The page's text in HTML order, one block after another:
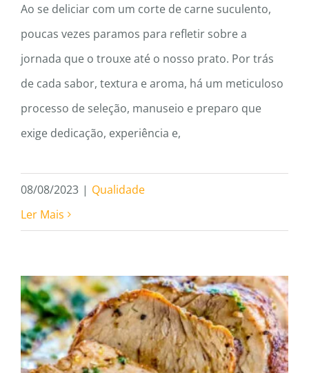
Ao se deliciar com um corte de carne suculento,
poucas vezes paramos para refletir sobre a
jornada que o trouxe até o nosso prato. Por trás
de cada sabor, textura e aroma, há um meticuloso
processo de seleção, manuseio e preparo que
exige dedicação, experiência e,
08/08/2023 | Qualidade
Ler Mais
Receita de Lombo Suíno na
Airfryer com Molho de